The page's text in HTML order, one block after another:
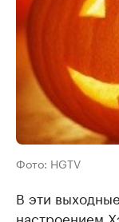
Фото: HGTV
В эти
настроением